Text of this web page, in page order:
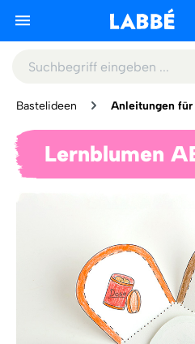
Bastelideen Anleitungen für
Lernblumen